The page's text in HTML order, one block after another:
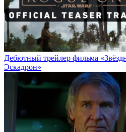
Дебютный трейлер фильма
Эскадрон»